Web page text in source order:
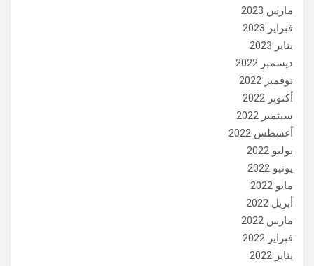
مارس 2023
فبراير 2023
يناير 2023
ديسمبر 2022
نوفمبر 2022
أكتوبر 2022
سبتمبر 2022
أغسطس 2022
يوليو 2022
يونيو 2022
مايو 2022
أبريل 2022
مارس 2022
فبراير 2022
يناير 2022